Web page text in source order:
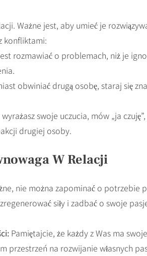
Ważne jest, aby umieć je
konfliktami:
rozmawiać o problemach, niż je
obwiniać drugą osobę, staraj się
swoje uczucia, mów „ja
drugiej osoby.
W Relacji
nie można zapominać o potrzebie
siły i zadbać o swoje
Pamiętajcie, że każdy z Was ma
przestrzeń na rozwijanie własnych